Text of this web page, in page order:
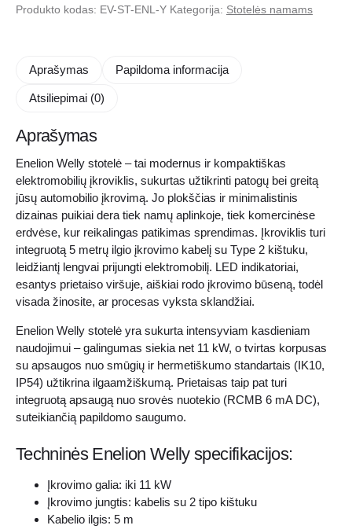
Produkto kodas: EV-ST-ENL-Y Kategorija: Stotelės namams
Aprašymas Papildoma informacija
Atsiliepimai (0)
Aprašymas
Enelion Welly stotelė – tai modernus ir kompaktiškas
elektromobilių įkroviklis, sukurtas užtikrinti patogų bei greitą
jūsų automobilio įkrovimą. Jo plokščias ir minimalistinis
dizainas puikiai dera tiek namų aplinkoje, tiek komercinėse
erdvėse, kur reikalingas patikimas sprendimas. Įkroviklis turi
integruotą 5 metrų ilgio įkrovimo kabelį su Type 2 kištuku,
leidžiantį lengvai prijungti elektromobilį. LED indikatoriai,
esantys prietaiso viršuje, aiškiai rodo įkrovimo būseną, todėl
visada žinosite, ar procesas vyksta sklandžiai.
Enelion Welly stotelė yra sukurta intensyviam kasdieniam
naudojimui – galingumas siekia net 11 kW, o tvirtas korpusas
su apsaugos nuo smūgių ir hermetiškumo standartais (IK10,
IP54) užtikrina ilgaamžiškumą. Prietaisas taip pat turi
integruotą apsaugą nuo srovės nuotekio (RCMB 6 mA DC),
suteikiančią papildomo saugumo.
Techninės Enelion Welly specifikacijos:
Įkrovimo galia: iki 11 kW
Įkrovimo jungtis: kabelis su 2 tipo kištuku
Kabelio ilgis: 5 m